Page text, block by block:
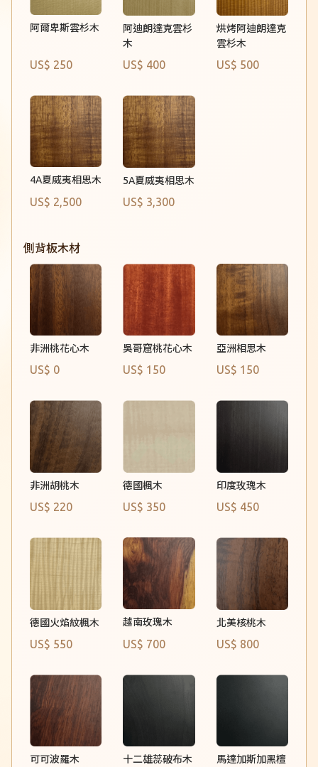
阿爾卑斯雲杉木
US$ 250
阿迪朗達克雲杉
木
US$ 400
烘烤阿迪朗達克
雲杉木
US$ 500
4A夏威夷相思木
US$ 2,500
5A夏威夷相思木
US$ 3,300
側背板木材
非洲桃花心木
US$ 0
吳哥窟桃花心木
US$ 150
亞洲相思木
US$ 150
非洲胡桃木
US$ 220
德國楓木
US$ 350
印度玫瑰木
US$ 450
德國火焰紋楓木
US$ 550
越南玫瑰木
US$ 700
北美核桃木
US$ 800
可可波羅木
十二雄蕊破布木
馬達加斯加黑檀